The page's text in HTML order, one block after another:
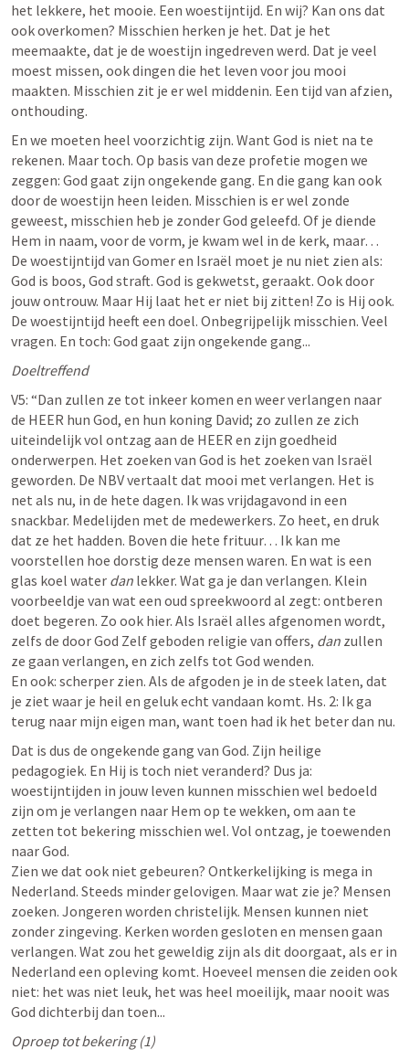
het lekkere, het mooie. Een woestijntijd. En wij? Kan ons dat
ook overkomen? Misschien herken je het. Dat je het
meemaakte, dat je de woestijn ingedreven werd. Dat je veel
moest missen, ook dingen die het leven voor jou mooi
maakten. Misschien zit je er wel middenin. Een tijd van afzien,
onthouding.
En we moeten heel voorzichtig zijn. Want God is niet na te
rekenen. Maar toch. Op basis van deze profetie mogen we
zeggen: God gaat zijn ongekende gang. En die gang kan ook
door de woestijn heen leiden. Misschien is er wel zonde
geweest, misschien heb je zonder God geleefd. Of je diende
Hem in naam, voor de vorm, je kwam wel in de kerk, maar…
De woestijntijd van Gomer en Israël moet je nu niet zien als:
God is boos, God straft. God is gekwetst, geraakt. Ook door
jouw ontrouw. Maar Hij laat het er niet bij zitten! Zo is Hij ook.
De woestijntijd heeft een doel. Onbegrijpelijk misschien. Veel
vragen. En toch: God gaat zijn ongekende gang...
Doeltreffend
V5: “Dan zullen ze tot inkeer komen en weer verlangen naar
de HEER hun God, en hun koning David; zo zullen ze zich
uiteindelijk vol ontzag aan de HEER en zijn goedheid
onderwerpen. Het zoeken van God is het zoeken van Israël
geworden. De NBV vertaalt dat mooi met verlangen. Het is
net als nu, in de hete dagen. Ik was vrijdagavond in een
snackbar. Medelijden met de medewerkers. Zo heet, en druk
dat ze het hadden. Boven die hete frituur… Ik kan me
voorstellen hoe dorstig deze mensen waren. En wat is een
glas koel water dan lekker. Wat ga je dan verlangen. Klein
voorbeeldje van wat een oud spreekwoord al zegt: ontberen
doet begeren. Zo ook hier. Als Israël alles afgenomen wordt,
zelfs de door God Zelf geboden religie van offers, dan zullen
ze gaan verlangen, en zich zelfs tot God wenden.
En ook: scherper zien. Als de afgoden je in de steek laten, dat
je ziet waar je heil en geluk echt vandaan komt. Hs. 2: Ik ga
terug naar mijn eigen man, want toen had ik het beter dan nu.
Dat is dus de ongekende gang van God. Zijn heilige
pedagogiek. En Hij is toch niet veranderd? Dus ja:
woestijntijden in jouw leven kunnen misschien wel bedoeld
zijn om je verlangen naar Hem op te wekken, om aan te
zetten tot bekering misschien wel. Vol ontzag, je toewenden
naar God.
Zien we dat ook niet gebeuren? Ontkerkelijking is mega in
Nederland. Steeds minder gelovigen. Maar wat zie je? Mensen
zoeken. Jongeren worden christelijk. Mensen kunnen niet
zonder zingeving. Kerken worden gesloten en mensen gaan
verlangen. Wat zou het geweldig zijn als dit doorgaat, als er in
Nederland een opleving komt. Hoeveel mensen die zeiden ook
niet: het was niet leuk, het was heel moeilijk, maar nooit was
God dichterbij dan toen...
Oproep tot bekering (1)